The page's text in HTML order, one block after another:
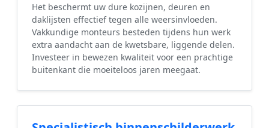
Het beschermt uw dure kozijnen, deuren en
daklijsten effectief tegen alle weersinvloeden.
Vakkundige monteurs besteden tijdens hun werk
extra aandacht aan de kwetsbare, liggende delen.
Investeer in bewezen kwaliteit voor een prachtige
buitenkant die moeiteloos jaren meegaat.